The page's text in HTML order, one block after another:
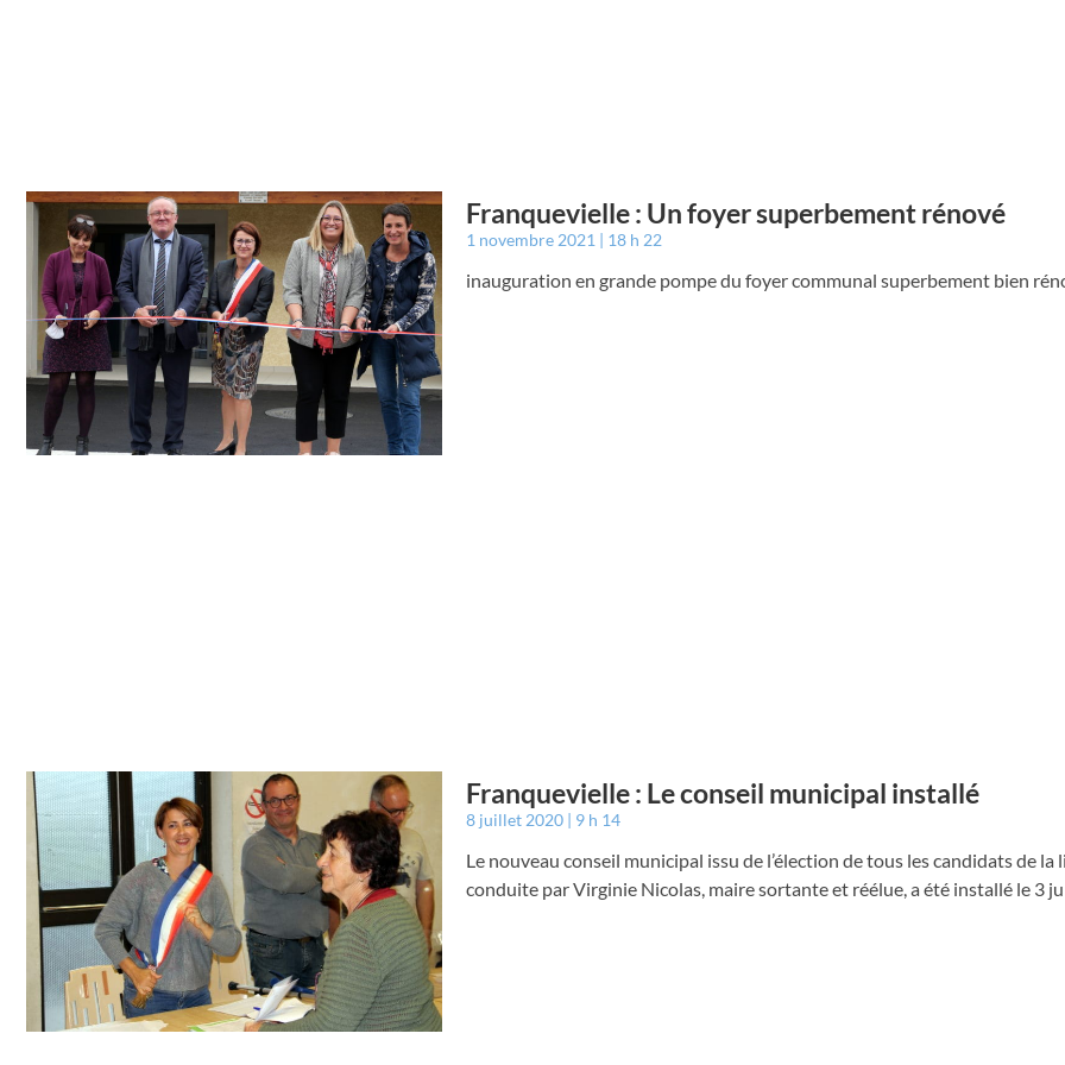
Franquevielle : Un foyer superbement rénové
1 novembre 2021 18 h 22
inauguration en grande pompe du foyer communal superbement bien
Franquevielle : Le conseil municipal installé
8 juillet 2020 9 h 14
Le nouveau conseil municipal issu de l’élection de tous les candidats de la
conduite par Virginie Nicolas, maire sortante et réélue, a été installé le 3